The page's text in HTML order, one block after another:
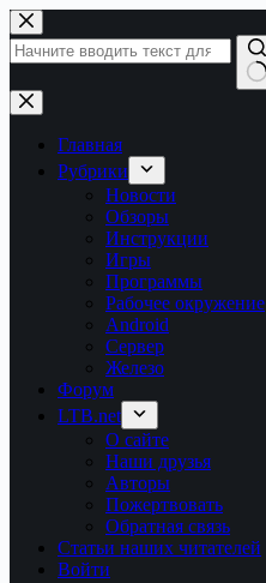
Перейти
к
сути
Ничего
не
найденоГлавная
Рубрики
Новости
Обзоры
Инструкции
Игры
Программы
Рабочее окружение
Android
Сервер
Железо
Форум
LTB.net
О сайте
Наши друзья
Авторы
Пожертвовать
Обратная связь
Статьи наших читателей
Войти